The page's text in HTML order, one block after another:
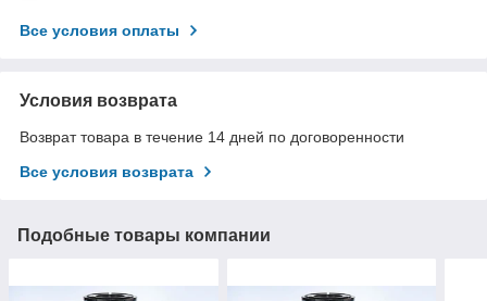
Все условия оплаты
Условия возврата
Возврат товара в течение 14 дней по договоренности
Все условия возврата
Подобные товары компании